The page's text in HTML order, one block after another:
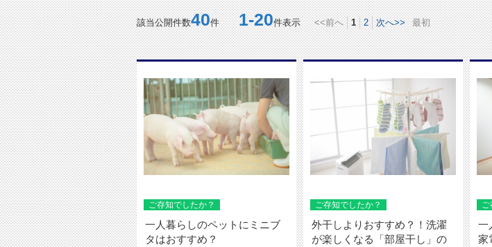
該当公開件数40件1-20件表示 <<前へ 1 2 次へ>> 最初
ご存知でしたか？
一人暮らしのペットにミニブ
タはおすすめ？
ご存知でしたか？
外干しよりおすすめ？！洗濯
が楽しくなる「部屋干し」の
ご
一
家